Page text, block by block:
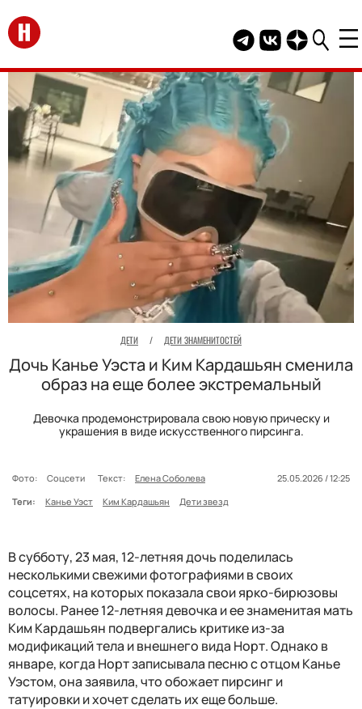
Перейти на главную
Telegram канал
Группа HELLO
Канал
ДЕТИ / ДЕТИ ЗНАМЕНИТОСТЕЙ
Дочь Канье Уэста и Ким Кардашьян сменила
образ на еще более экстремальный
Девочка продемонстрировала свою новую прическу и
украшения в виде искусственного пирсинга.
Фото: Соцсети Текст: Елена Соболева
25.05.2026 / 12:25
Теги:
Канье Уэст Ким Кардашьян Дети звезд
В субботу, 23 мая, 12-летняя дочь поделилась
несколькими свежими фотографиями в своих
соцсетях, на которых показала свои ярко-бирюзовы
волосы. Ранее 12-летняя девочка и ее знаменитая мать
Ким Кардашьян подвергались критике из-за
модификаций тела и внешнего вида Норт. Однако в
январе, когда Норт записывала песню с отцом Канье
Уэстом, она заявила, что обожает пирсинг и
татуировки и хочет сделать их еще больше.